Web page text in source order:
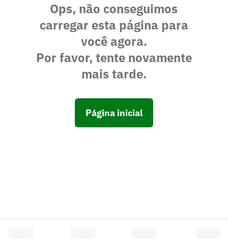
Ops, não conseguimos
carregar esta página para
você agora.
Por favor, tente novamente
mais tarde.
Página inicial